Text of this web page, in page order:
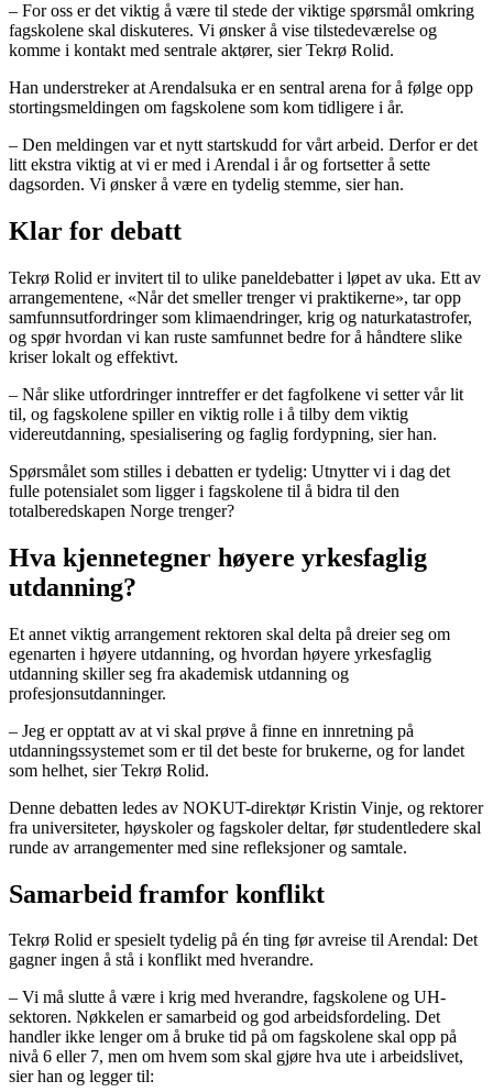
– For oss er det viktig å være til stede der viktige spørsmål omkring
fagskolene skal diskuteres. Vi ønsker å vise tilstedeværelse og
komme i kontakt med sentrale aktører, sier Tekrø Rolid.
Han understreker at Arendalsuka er en sentral arena for å følge opp
stortingsmeldingen om fagskolene som kom tidligere i år.
– Den meldingen var et nytt startskudd for vårt arbeid. Derfor er det
litt ekstra viktig at vi er med i Arendal i år og fortsetter å sette
dagsorden. Vi ønsker å være en tydelig stemme, sier han.
Klar for debatt
Tekrø Rolid er invitert til to ulike paneldebatter i løpet av uka. Ett av
arrangementene, «Når det smeller trenger vi praktikerne», tar opp
samfunnsutfordringer som klimaendringer, krig og naturkatastrofer,
og spør hvordan vi kan ruste samfunnet bedre for å håndtere slike
kriser lokalt og effektivt.
– Når slike utfordringer inntreffer er det fagfolkene vi setter vår lit
til, og fagskolene spiller en viktig rolle i å tilby dem viktig
videreutdanning, spesialisering og faglig fordypning, sier han.
Spørsmålet som stilles i debatten er tydelig: Utnytter vi i dag det
fulle potensialet som ligger i fagskolene til å bidra til den
totalberedskapen Norge trenger?
Hva kjennetegner høyere yrkesfaglig
utdanning?
Et annet viktig arrangement rektoren skal delta på dreier seg om
egenarten i høyere utdanning, og hvordan høyere yrkesfaglig
utdanning skiller seg fra akademisk utdanning og
profesjonsutdanninger.
– Jeg er opptatt av at vi skal prøve å finne en innretning på
utdanningssystemet som er til det beste for brukerne, og for landet
som helhet, sier Tekrø Rolid.
Denne debatten ledes av NOKUT-direktør Kristin Vinje, og rektorer
fra universiteter, høyskoler og fagskoler deltar, før studentledere skal
runde av arrangementer med sine refleksjoner og samtale.
Samarbeid framfor konflikt
Tekrø Rolid er spesielt tydelig på én ting før avreise til Arendal: Det
gagner ingen å stå i konflikt med hverandre.
– Vi må slutte å være i krig med hverandre, fagskolene og UH-
sektoren. Nøkkelen er samarbeid og god arbeidsfordeling. Det
handler ikke lenger om å bruke tid på om fagskolene skal opp på
nivå 6 eller 7, men om hvem som skal gjøre hva ute i arbeidslivet,
sier han og legger til: